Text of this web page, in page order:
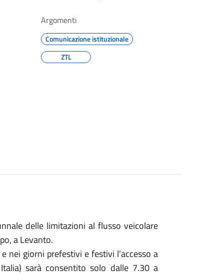
Argomenti
Comunicazione istituzionale
ZTL
delle limitazioni al flusso veicolare
a Levanto.
nei giorni prefestivi e festivi l’accesso a
sarà consentito solo dalle 7.30 a